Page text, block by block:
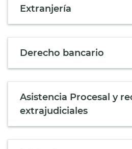
Extranjería
Derecho bancario
Asistencia Procesal y
extrajudiciales